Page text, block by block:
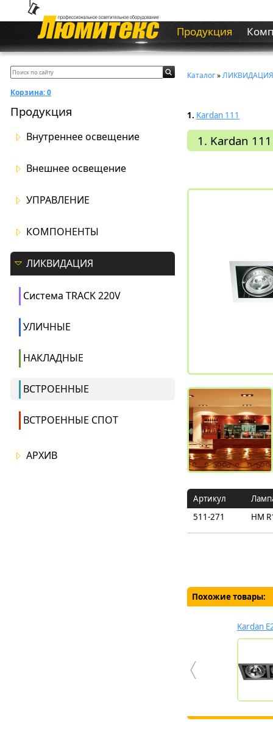
Продукция
Корзина:0
Продукция
Внутреннее освещение
Внешнее освещение
УПРАВЛЕНИЕ
КОМПОНЕНТЫ
ЛИКВИДАЦИЯ
Система TRACK 220V
УЛИЧНЫЕ
НАКЛАДНЫЕ
ВСТРОЕННЫЕ
ВСТРОЕННЫЕ СПОТ
АРХИВ
Каталог»ЛИКВИДАЦИЯ
1. Kardan 111
1. Kardan 111
Артикул
511-271
HM
Похожие товары:
Kardan